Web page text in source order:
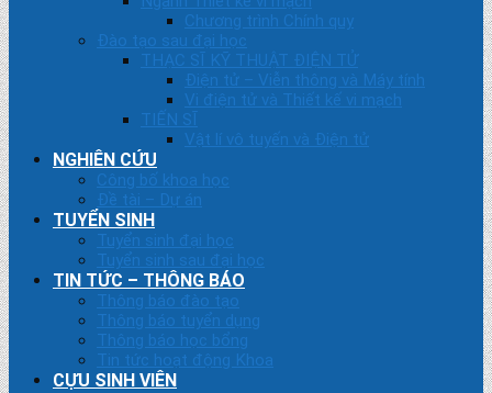
Chương trình Chính quy
Đào tạo sau đại học
THẠC SĨ KỸ THUẬT ĐIỆN TỬ
Điện tử – Viễn thông và Máy tính
Vi điện tử và Thiết kế vi mạch
TIẾN SĨ
Vật lí vô tuyến và Điện tử
NGHIÊN CỨU
Công bố khoa học
Đề tài – Dự án
TUYỂN SINH
Tuyển sinh đại học
Tuyển sinh sau đại học
TIN TỨC – THÔNG BÁO
Thông báo đào tạo
Thông báo tuyển dụng
Thông báo học bổng
Tin tức hoạt động Khoa
CỰU SINH VIÊN